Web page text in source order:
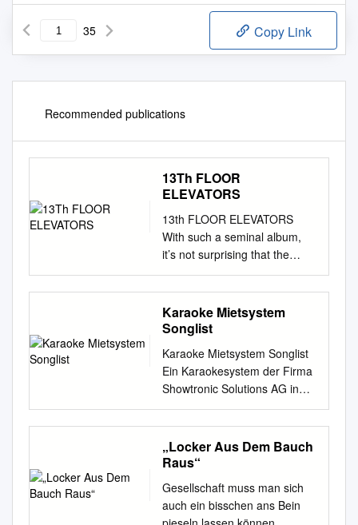
35 Copy Link
Recommended publications
13Th FLOOR
ELEVATORS
13th FLOOR ELEVATORS
With such a seminal album,
it’s not surprising that the
cover for The Psychedelic
Sounds Of The 13th Floor
Elevators (1966 : International
Artists Artwork : John
borrowed such a lot, often by
psych upstarts (also leaning
on the music) and CD
compliers wanting some of the
early sixties garage ambience
to rub off on them. The result
is a great display of primary
colours. Artist : The Suicidal
Flowers Title : The
Psychedevilic Sounds Of The
Karaoke Mietsystem
Songlist
Karaoke Mietsystem Songlist
Ein Karaokesystem der Firma
Showtronic Solutions AG in
Zusammenarbeit mit Karafun.
Karaoke-Katalog Update vom:
13/10/2020 Singen Sie online
auf www.karafun.de Gesamter
Star is Born Take Me Home,
Country Roads - John Denver
„Locker Aus Dem Bauch
Raus“
Gesellschaft muss man sich
auch ein bisschen ans Bein